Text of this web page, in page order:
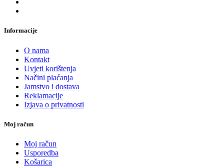
Informacije
O nama
Kontakt
Uvjeti korištenja
Načini plaćanja
Jamstvo i dostava
Reklamacije
Izjava o privatnosti
Moj račun
Moj račun
Usporedba
Košarica